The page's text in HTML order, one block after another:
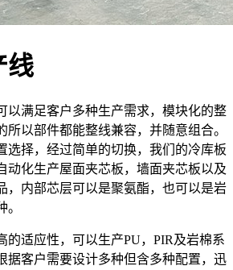
线
以满足客户多种生产需求，模块化的整
所以部件都能整线兼容，并随意组合。
选择，经过简单的切换，我们的冷库板
动化生产屋面夹芯板，墙面夹芯板以及
，内部芯层可以是聚氨酯，也可以是岩
的适应性，可以生产PU，PIR及岩棉系
据客户需要设计多种但含多种配置，迅